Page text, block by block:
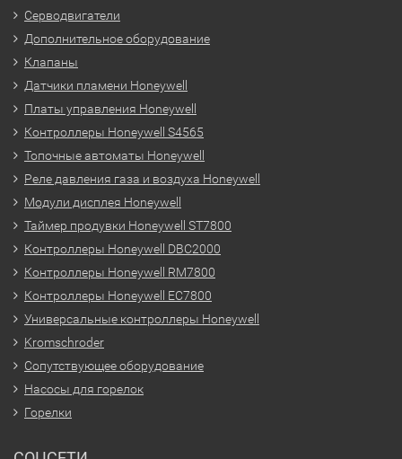
Серводвигатели
Дополнительное оборудование
Клапаны
Датчики пламени Honeywell
Платы управления Honeywell
Контроллеры Honeywell S4565
Топочные автоматы Honeywell
Реле давления газа и воздуха Honeywell
Модули дисплея Honeywell
Таймер продувки Honeywell ST7800
Контроллеры Honeywell DBC2000
Контроллеры Honeywell RM7800
Контроллеры Honeywell EC7800
Универсальные контроллеры Honeywell
Kromschroder
Сопутствующее оборудование
Насосы для горелок
Горелки